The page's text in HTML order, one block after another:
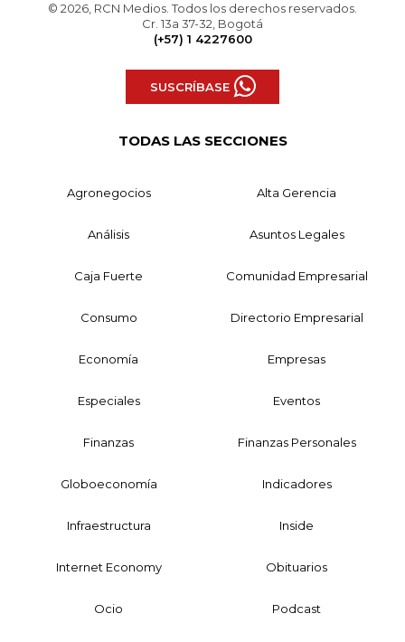
© 2026, RCN Medios. Todos los derechos reservados.
Cr. 13a 37-32, Bogotá
(+57) 1 4227600
SUSCRÍBASE
TODAS LAS SECCIONES
Agronegocios Alta Gerencia
Análisis Asuntos Legales
Caja Fuerte Comunidad Empresarial
Consumo Directorio Empresarial
Economía Empresas
Especiales Eventos
Finanzas Finanzas Personales
Globoeconomía Indicadores
Infraestructura Inside
Internet Economy Obituarios
Ocio Podcast